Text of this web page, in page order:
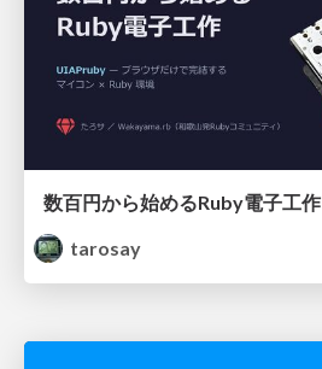
数百円から始めるRuby電子工作
tarosay